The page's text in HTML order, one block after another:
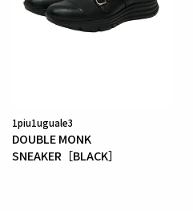
別布 : キュプラ100%
1piu1uguale3
DOUBLE MONK
SNEAKER［BLACK］